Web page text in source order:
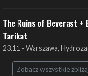
15.11 - Warszawa, Potok
The Ruins of Beverast +
Tarikat
23.11 - Warszawa,